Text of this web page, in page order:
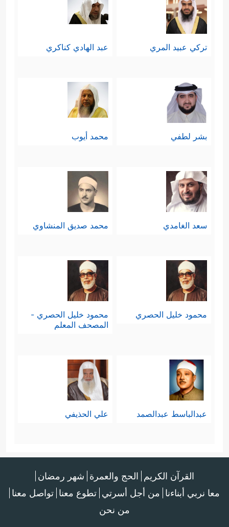
تركي عبيد المري عبد الهادي كناكري
بشر لطفي محمد أيوب
سعد الغامدي محمد صديق المنشاوي
محمود خليل الحصري
محمود خليل الحصري -
المصحف المعلم
عبدالباسط عبدالصمد علي الحذيفي
القرآن الكريم الحج والعمرة شهر رمضان
معا نربي أبناءنا من أجل أسرتي تطوع معنا تواصل معنا
من نحن